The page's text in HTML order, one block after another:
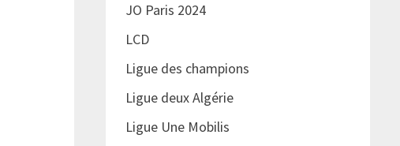
JO Paris 2024
LCD
Ligue des champions
Ligue deux Algérie
Ligue Une Mobilis